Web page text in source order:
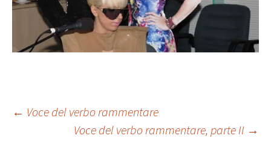
Navigazione
← Voce del verbo rammentare
Voce del verbo rammentare, parte II →